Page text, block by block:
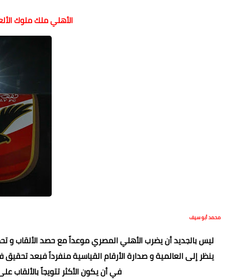
الأهلي ملك ملوك
محمد أبو سيف
ليس بالجديد أن يضرب الأهلي المصري موعداً مع حصد الألقاب و
ينظر إلى العالمية و صدارة الأرقام القياسية منفرداً فبعد
في أن يكون الأكثر تتويجاً بالألقاب